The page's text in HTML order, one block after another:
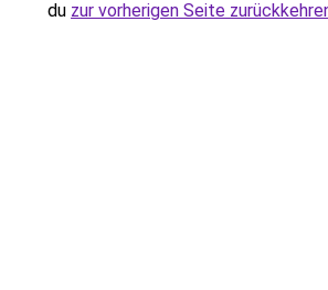
du zur vorherigen Seite